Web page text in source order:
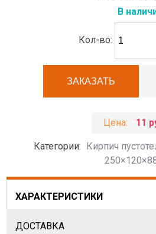
В
Кол-во:
Цена: 11
Категории: Кирпич
ХАРАКТЕРИСТИКИ
ДОСТАВКА